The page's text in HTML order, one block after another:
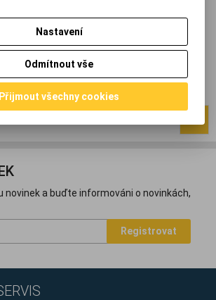
bez
košíku
novinek a buďte informováni o novinkách,
Registrovat
Nastavení
Odmítnout vše
Přijmout všechny cookies